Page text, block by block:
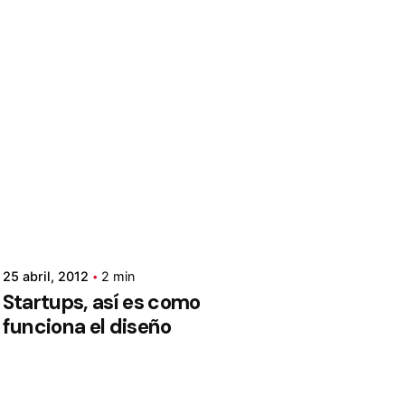
25 abril, 2012 2 min
Startups, así es como
funciona el diseño